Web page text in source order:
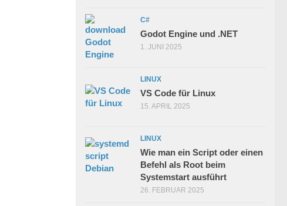
C#
Godot Engine und .NET
1. JUNI 2025
LINUX
VS Code für Linux
15. APRIL 2025
LINUX
Wie man ein Script oder einen
Befehl als Root beim
Systemstart ausführt
26. FEBRUAR 2025